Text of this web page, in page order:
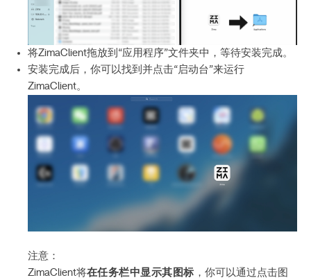
将ZimaClient拖放到“应用程序”文件夹中，等待安装完成。
安装完成后，你可以找到并点击“启动台”来运行
ZimaClient。
注意：
ZimaClient将在任务栏中显示其图标 ，你可以通过点击图